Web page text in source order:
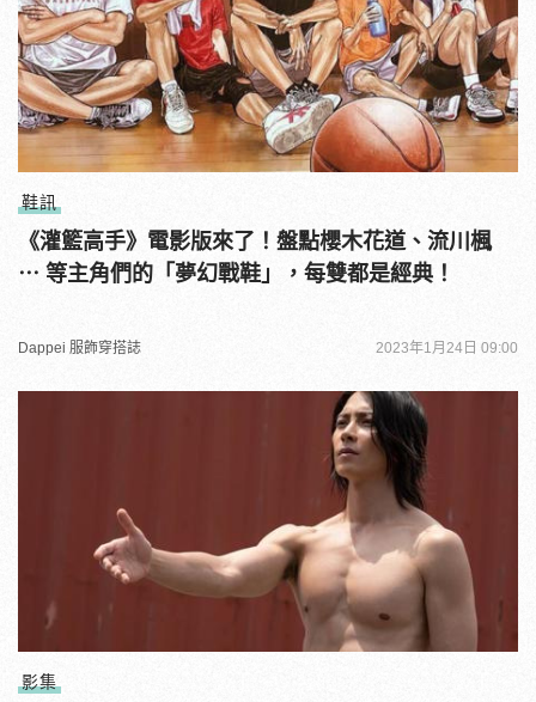
鞋訊
《灌籃高手》電影版來了！盤點櫻木花道、流川楓
⋯ 等主角們的「夢幻戰鞋」，每雙都是經典！
Dappei 服飾穿搭誌 2023年1月24日 09:00
影集